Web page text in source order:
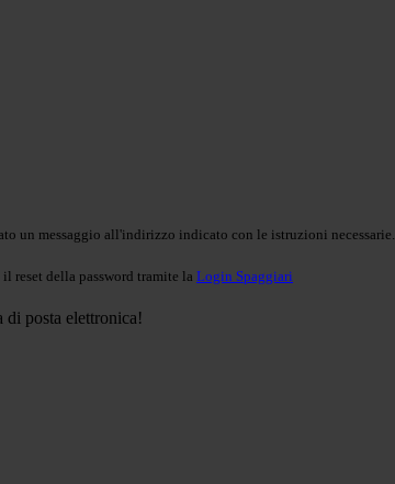
un messaggio all'indirizzo indicato con le istruzioni necessarie.
reset della password tramite la Login Spaggiari
di posta elettronica!